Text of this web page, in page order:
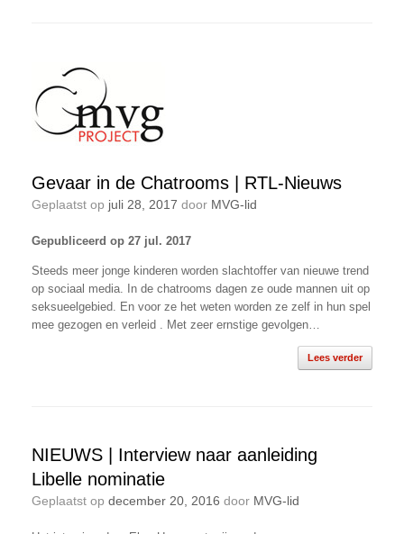
Gevaar in de Chatrooms | RTL-Nieuws
Geplaatst op juli 28, 2017 door MVG-lid
Gepubliceerd op 27 jul. 2017
Steeds meer jonge kinderen worden slachtoffer van nieuwe trend
op sociaal media. In de chatrooms dagen ze oude mannen uit op
seksueelgebied. En voor ze het weten worden ze zelf in hun spel
mee gezogen en verleid . Met zeer ernstige gevolgen…
Lees verder
NIEUWS | Interview naar aanleiding
Libelle nominatie
Geplaatst op december 20, 2016 door MVG-lid